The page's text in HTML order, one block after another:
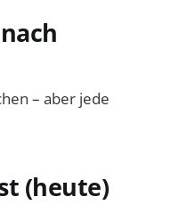
– aber jede
(heute)